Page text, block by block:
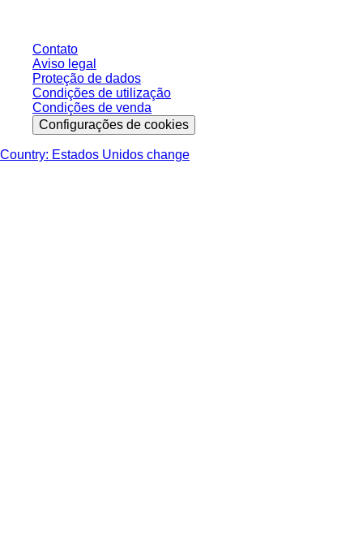
Contato
Aviso legal
Proteção de dados
Condições de utilização
Condições de venda
Configurações de cookies
Country: Estados Unidos change